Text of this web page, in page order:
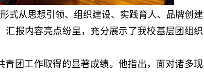
式从思想引领、组织建设、实践育人、品牌创建
报内容亮点纷呈，充分展示了我校基层团组织
团工作取得的显著成绩。他指出，面对诸多现